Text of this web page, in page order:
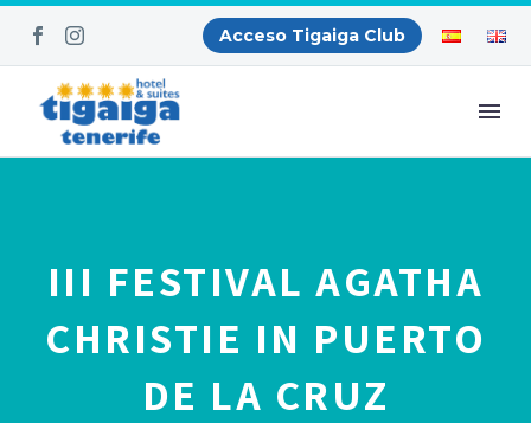
Acceso Tigaiga Club
III FESTIVAL AGATHA
CHRISTIE IN PUERTO
DE LA CRUZ